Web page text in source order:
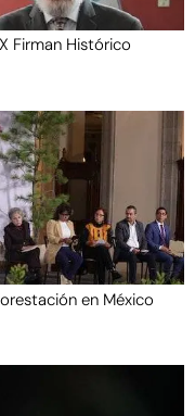
Firman Histórico
en México